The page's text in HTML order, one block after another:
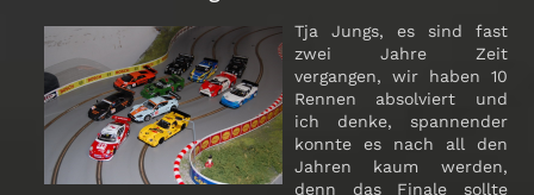
Tja Jungs, es sind fast
zwei Jahre Zeit
vergangen, wir haben 10
Rennen absolviert und
ich denke, spannender
konnte es nach all den
Jahren kaum werden,
denn das Finale sollte